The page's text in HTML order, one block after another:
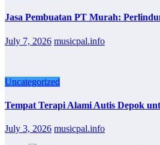
Jasa Pembuatan PT Murah:
July 7, 2026 musicpal.info
Uncategorized
Tempat Terapi Alami Autis Depok
July 3, 2026 musicpal.info